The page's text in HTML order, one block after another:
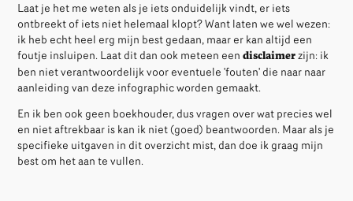
Laat je het me weten als je iets onduidelijk vindt, er iets
ontbreekt of iets niet helemaal klopt? Want laten we wel wezen:
ik heb echt heel erg mijn best gedaan, maar er kan altijd een
foutje insluipen. Laat dit dan ook meteen eendisclaimerzijn: ik
ben niet verantwoordelijk voor eventuele 'fouten' die naar naar
aanleiding van deze infographic worden gemaakt.
En ik ben ook geen boekhouder, dus vragen over wat precies wel
en niet aftrekbaar is kan ik niet (goed) beantwoorden. Maar als je
specifieke uitgaven in dit overzicht mist, dan doe ik graag mijn
best om het aan te vullen.